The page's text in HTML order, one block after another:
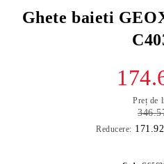
Ghete baieti
Preț de
Reducere: